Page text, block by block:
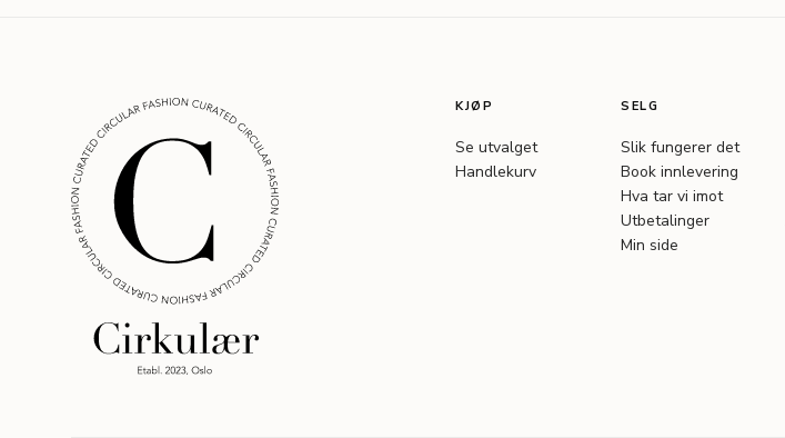
KJØP
Se utvalget
Handlekurv
SELG
Slik fungerer det
Book innlevering
Hva tar vi imot
Utbetalinger
Min side